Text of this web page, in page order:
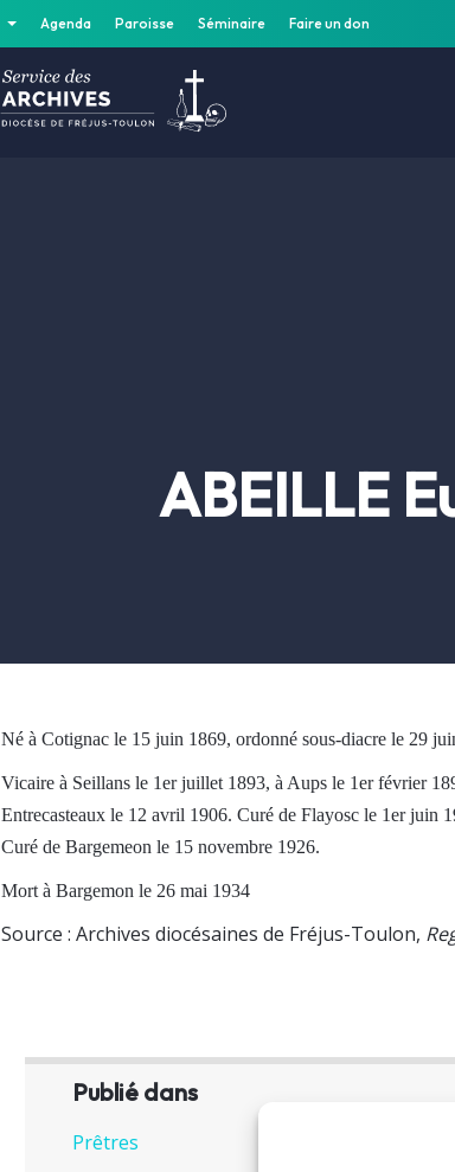
Agenda Paroisse Séminaire Faire un don
ABEILLE
Né à Cotignac le 15 juin 1869, ordonné sous-diacre le 29
Vicaire à Seillans le 1er juillet 1893, à Aups le 1er février
Entrecasteaux le 12 avril 1906. Curé de Flayosc le 1er juin
Curé de Bargemeon le 15 novembre 1926.
Mort à Bargemon le 26 mai 1934
Source : Archives diocésaines de Fréjus-Toulon,
Publié dans
Prêtres